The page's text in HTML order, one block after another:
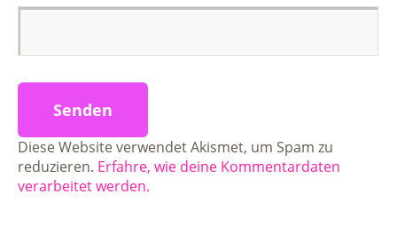
Diese Website verwendet Akismet, um Spam zu
reduzieren. Erfahre, wie deine Kommentardaten
verarbeitet werden.